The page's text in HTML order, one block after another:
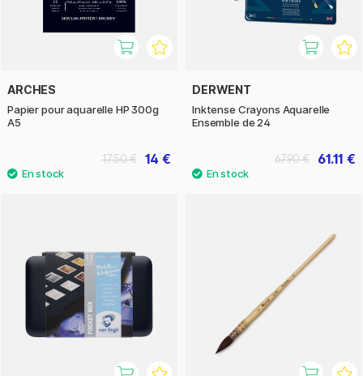
ARCHES
Papier pour aquarelle HP 300g
A5
14 €
17.50 €
DERWENT
Inktense Crayons Aquarelle
Ensemble de 24
61.11 €
67.90 €